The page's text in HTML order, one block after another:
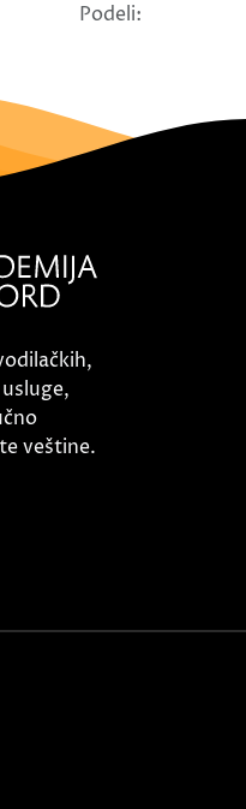
Podeli:
veštine.